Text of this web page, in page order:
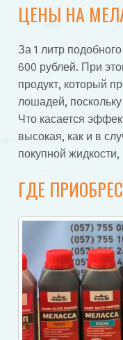
ЦЕНЫ НА
За 1 литр
600 рублей. При
продукт, который
лошадей,
Что касается
высокая, как и в
покупной
ГДЕ